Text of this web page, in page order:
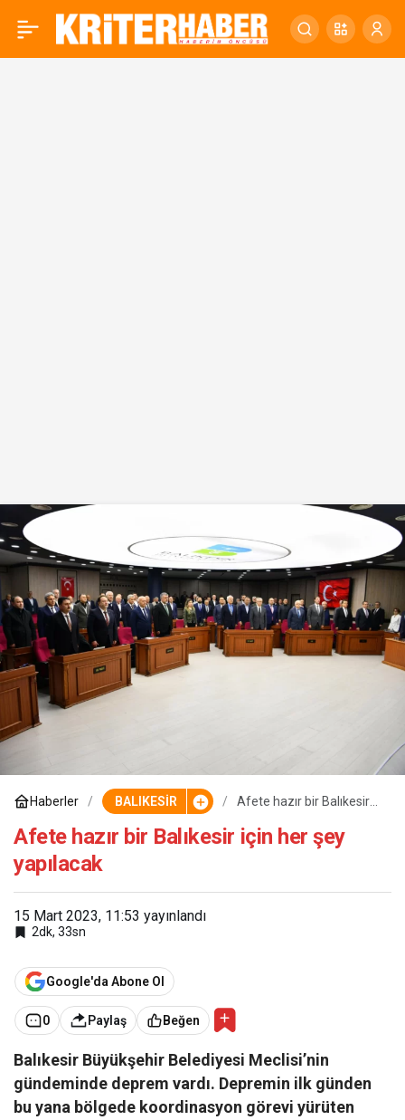
Haberler BALIKESİR
Afete hazır bir Balıkesir
Afete hazır bir Balıkesir için her şey
yapılacak
15 Mart 2023, 11:53 yayınlandı
2dk, 33sn
Google'da Abone Ol
0 Paylaş Beğen
Balıkesir Büyükşehir Belediyesi Meclisi’nin
gündeminde deprem vardı. Depremin ilk günden
bu yana bölgede koordinasyon görevi yürüten
Afete hazır bir Balıkesir 0